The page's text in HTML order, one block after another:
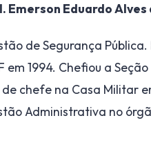
Emerson Eduardo Alves
de Segurança
1994. Chefiou a
chefe na Casa Militar
Administrativa no